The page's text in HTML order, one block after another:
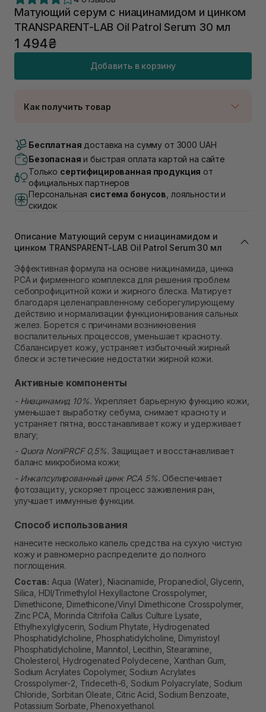
Матующий серум с ниацинамидом и цинком
TRANSPARENT-LAB Oil Patrol Serum 30 мл
1 494₴
Добавить в корзину
Как получить товар
В наличии
Самовывоз г. Луцк, Винниченка 4
Самовывоз г. Львов, ул. Академика Подстригача,
1В (Duck's Lake)
Самовывоз г. Львов ул. Степана Бандеры 43
В наличии
Самовывоз Ровно
В наличии
Самовывоз г. Ровно, ул. Кулика и Гудачека 23 (ТЦ
Экватор)
В наличии
Бесплатная доставка на сумму от 3000 UAH
Безопасная и быстрая оплата картой на сайте
Только сертифицированная продукция от
официальных партнеров
Персональная система бонусов , лояльности и
скидок
Описание Матующий серум с ниацинамидом и
цинком TRANSPARENT-LAB Oil Patrol Serum 30 мл
Эффективная формула на основе ниацинамида, цинка
РСА и фирменного комплекса для решения проблем
себопрофицитной кожи и жирного блеска. Матирует
благодаря целенаправленному себорегулирующему
действию и нормализации функционирования сальных
желез. Борется с причинами возникновения
воспалительных процессов, уменьшает красноту.
Сбалансирует кожу, устраняет избыточный жирный
блеск и эстетические недостатки жирной кожи.
Активные компоненты
- Ниацинамид 10%. Укрепляет барьерную функцию кожи,
уменьшает выработку себума, снимает красноту и
устраняет пятна, восстанавливает кожу и удерживает
влагу;
- Quora NoniPRCF 0,5%. Защищает и восстанавливает
баланс микробиома кожи;
- Инкапсулированный цинк РСА 5%. Обеспечивает
фотозащиту, ускоряет процесс заживления ран,
улучшает иммунные функции.
Способ использования
нанесите несколько капель средства на сухую чистую
кожу и равномерно распределите до полного
поглощения.
Состав: Aqua (Water), Niacinamide, Propanediol, Glycerin,
Silica, HDI/Trimethylol Hexyllactone Crosspolymer,
Dimethicone, Dimethicone/Vinyl Dimethicone Crosspolymer,
Zinc PCA, Morinda Citrifolia Callus Culture Lysate,
Ethylhexylglycerin, Sodium Phytate, Hydrogenated
Phosphatidylcholine, Phosphatidylcholine, Dimyristoyl
Phosphatidylcholine, Mannitol, Lecithin, Stearamine,
Cholesterol, Hydrogenated Polydecene, Xanthan Gum,
Sodium Acrylates Copolymer, Sodium Acrylates
Crosspolymer-2, Trideceth-6, Sodium Polyacrylate, Sodium
Chloride, Sorbitan Oleate, Citric Acid, Sodium Benzoate,
Potassium Sorbate, Phenoxyethanol.